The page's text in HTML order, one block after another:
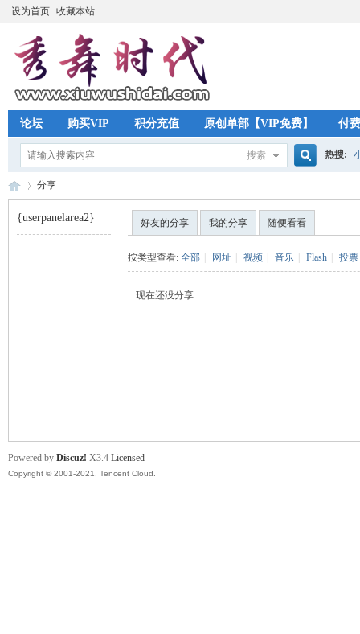
设为首页 收藏本站
论坛 购买VIP 积分充值 原创单部【VIP免费】 付
搜索 热搜:
分享
{userpanelarea2} 好友的分享 我的分享 随便看看
按类型查看: 全部 网址 视频 音乐 Flash 投票
现在还没分享
Powered by Discuz! X3.4 Licensed
Copyright © 2001-2021, Tencent Cloud.